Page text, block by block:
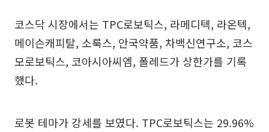
코스닥 시장에서는 TPC로보틱스, 라메디텍, 라온텍,
메이슨캐피탈, 소룩스, 안국약품, 차백신연구소, 코스
모로보틱스, 코아시아씨엠, 폴레드가 상한가를 기록
했다.
로봇 테마가 강세를 보였다. TPC로보틱스는 29.96%